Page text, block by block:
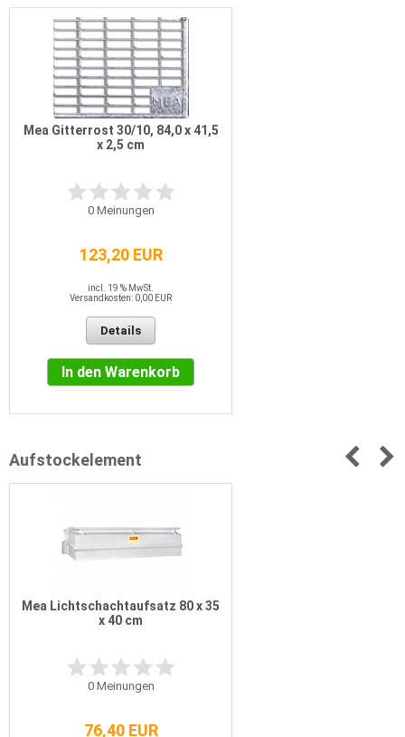
Mea Gitterrost 30/10, 84,0 x 41,5
x 2,5 cm
0Meinungen
123,20 EUR
incl. 19 % MwSt.
Versandkosten: 0,00 EUR
Details
In den Warenkorb
Aufstockelement
Mea Lichtschachtaufsatz 80 x 35
x 40 cm
0Meinungen
76,40 EUR